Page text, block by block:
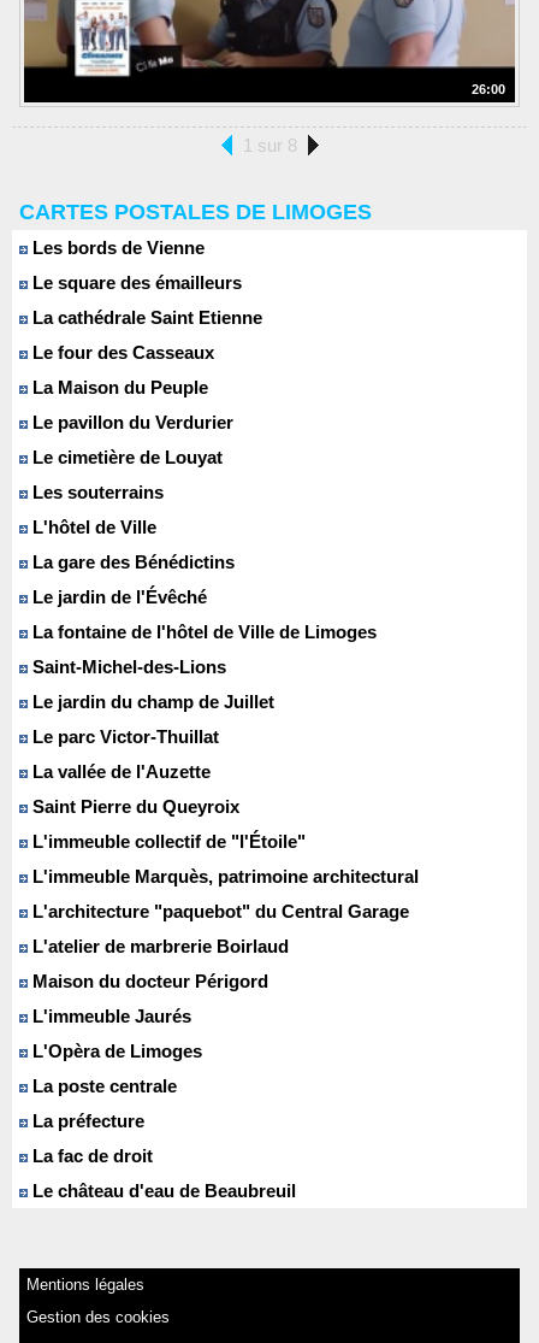
26:00
1 sur 8
CARTES POSTALES DE LIMOGES
Les bords de Vienne
Le square des émailleurs
La cathédrale Saint Etienne
Le four des Casseaux
La Maison du Peuple
Le pavillon du Verdurier
Le cimetière de Louyat
Les souterrains
L'hôtel de Ville
La gare des Bénédictins
Le jardin de l'Évêché
La fontaine de l'hôtel de Ville de Limoges
Saint-Michel-des-Lions
Le jardin du champ de Juillet
Le parc Victor-Thuillat
La vallée de l'Auzette
Saint Pierre du Queyroix
L'immeuble collectif de "l'Étoile"
L'immeuble Marquès, patrimoine architectural
L'architecture "paquebot" du Central Garage
L'atelier de marbrerie Boirlaud
Maison du docteur Périgord
L'immeuble Jaurés
L'Opèra de Limoges
La poste centrale
La préfecture
La fac de droit
Le château d'eau de Beaubreuil
Mentions légales
Gestion des cookies